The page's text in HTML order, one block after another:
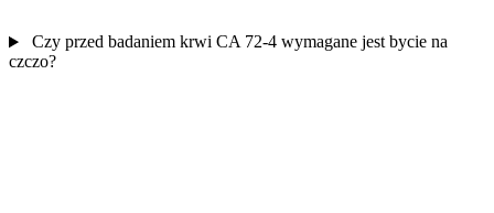
Czy przed badaniem krwi CA 72-4 wymagane jest bycie na
czczo?